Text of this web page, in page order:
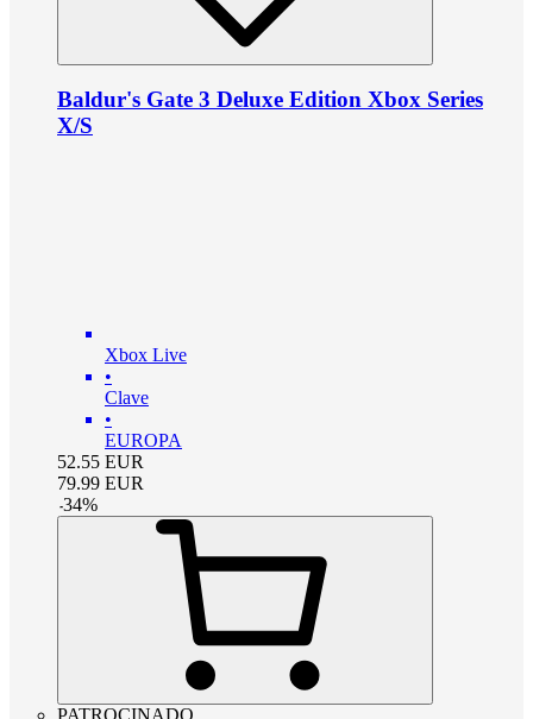
Baldur's Gate 3 Deluxe Edition Xbox Series
X/S
Xbox Live
•
Clave
•
EUROPA
52.55 EUR
79.99 EUR
-34%
PATROCINADO